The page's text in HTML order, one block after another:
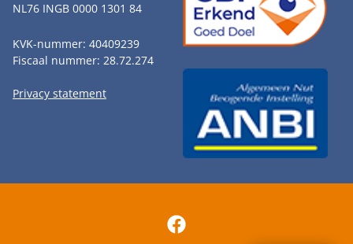
NL76 INGB 0000 1301 84
KVK-nummer: 40409239
Fiscaal nummer: 28.72.274
Privacy statement